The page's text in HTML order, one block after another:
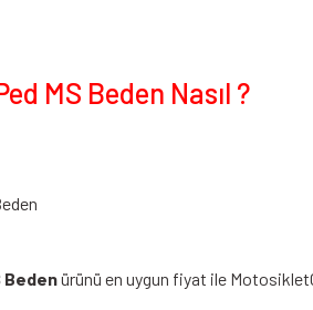
MS Beden Nasıl ?
Bedenürünü en uygun fiyat ile